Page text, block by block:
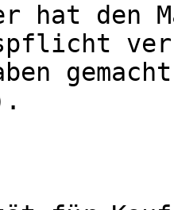
hat den